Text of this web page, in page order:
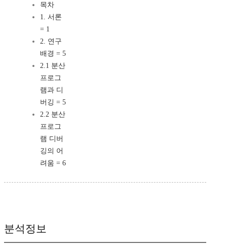
목차
1. 서론
= 1
2. 연구
배경 = 5
2.1 분산
프로그
램과 디
버깅 = 5
2.2 분산
프로그
램 디버
깅의 어
려움 = 6
분석정보